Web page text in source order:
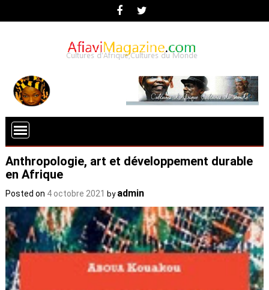
Anthropologie, art et développement durable
en Afrique
Posted on 4 octobre 2021 by admin